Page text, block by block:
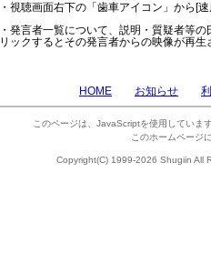
・視聴画面右下の「歯車アイコン」から[
・発言者一覧について、説明・質疑者等
リックするとその発言者からの映像が再生
HOME
お知らせ
このページは、JavaScriptを使用していま
このホームページ
Copyright(C) 1999-2026 Shugiin All